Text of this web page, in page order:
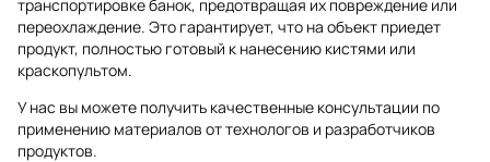
транспортировке банок, предотвращая их повреждение или
переохлаждение. Это гарантирует, что на объект приедет
продукт, полностью готовый к нанесению кистями или
краскопультом.
У нас вы можете получить качественные консультации по
применению материалов от технологов и разработчиков
продуктов.